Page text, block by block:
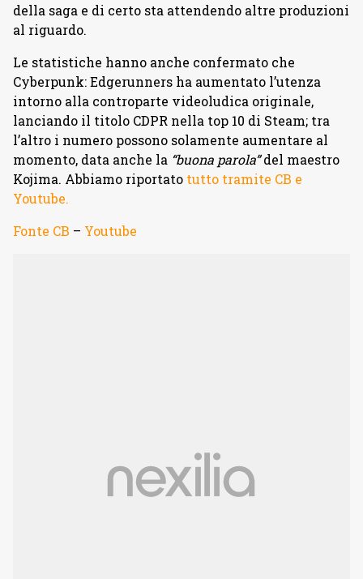
della saga e di certo sta attendendo altre produzioni
al riguardo.
Le statistiche hanno anche confermato che
Cyberpunk: Edgerunners ha aumentato l’utenza
intorno alla controparte videoludica originale,
lanciando il titolo CDPR nella top 10 di Steam; tra
l’altro i numero possono solamente aumentare al
momento, data anche la “buona parola”del maestro
Kojima. Abbiamo riportato tutto tramite CB e
Youtube.
Fonte CB – Youtube